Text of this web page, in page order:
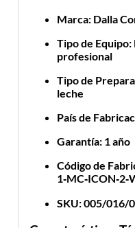
Marca: Dalla
Tipo de Equipo:
profesional
Tipo de
leche
País de
Garantía: 1 año
Código de
SKU:005/016/